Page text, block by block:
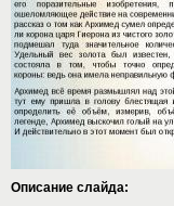
Описание слайда: